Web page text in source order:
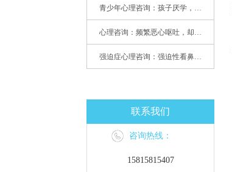
青少年心理咨询：孩子厌学，整天沉迷手机，网络成瘾，怎么办?
心理咨询：频繁恶心呕吐，却无身体异常
强迫症心理咨询：强迫性看鼻尖，害我无法学习
联系我们
咨询热线：
15815815407